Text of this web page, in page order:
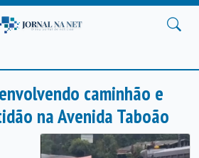
caminhão e
na Avenida Taboão